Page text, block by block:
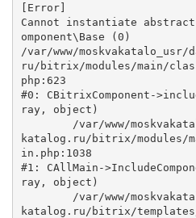
[Error]
Cannot instantiate
omponent\Base (0)
/var/www/moskvakatalo_usr/
ru/bitrix/modules/main/
php:623
#0: CBitrixComponent-
ray, object)
katalog.ru/bitrix/modules/
in.php:1038
#1: CAllMain-
ray, object)
katalog.ru/bitrix/templates/